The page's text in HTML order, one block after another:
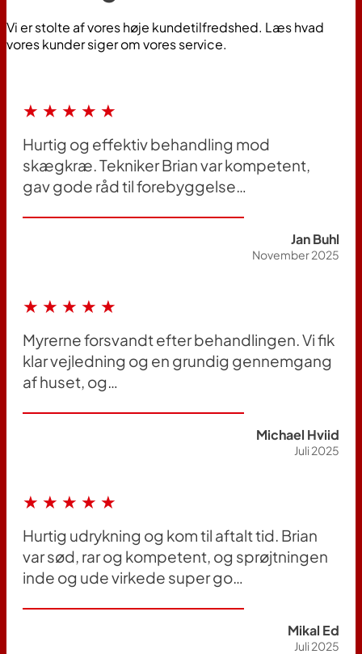
Vi er stolte af vores høje kundetilfredshed. Læs hvad
vores kunder siger om vores service.
★★★★★
Hurtig og effektiv behandling mod
skægkræ. Tekniker Brian var kompetent,
gav gode råd til forebyggelse…
Jan Buhl
November 2025
★★★★★
Myrerne forsvandt efter behandlingen. Vi fik
klar vejledning og en grundig gennemgang
af huset, og…
Michael Hviid
Juli 2025
★★★★★
Hurtig udrykning og kom til aftalt tid. Brian
var sød, rar og kompetent, og sprøjtningen
inde og ude virkede super go…
Mikal Ed
Juli 2025